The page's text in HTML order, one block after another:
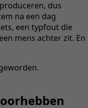
dus
na een dag
een typfout die
mens achter zit. En